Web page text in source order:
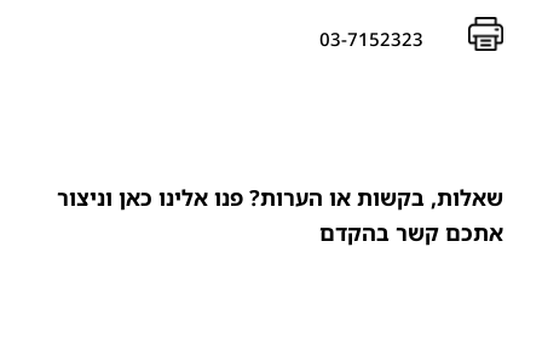
03-7152323
שאלות, בקשות או הערות? פנו אלינו כאן וניצור
אתכם קשר בהקדם